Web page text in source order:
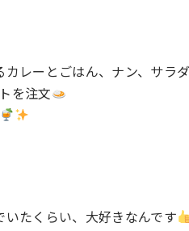
レーとごはん、ナン、サラ
を注文
たくらい、大好きなんです